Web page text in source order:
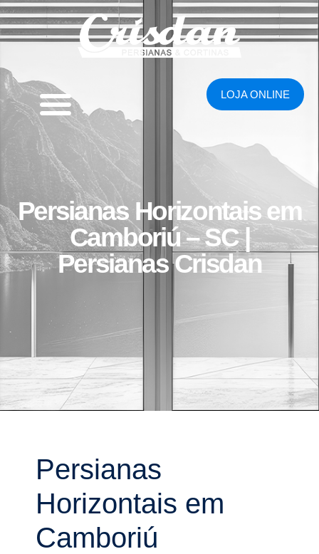
LOJA ONLINE
Persianas Horizontais em
Camboriú – SC |
Persianas Crisdan
Persianas
Horizontais em
Camboriú